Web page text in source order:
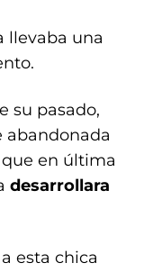
llevaba una
su pasado,
abandonada
en última
desarrollara
esta chica